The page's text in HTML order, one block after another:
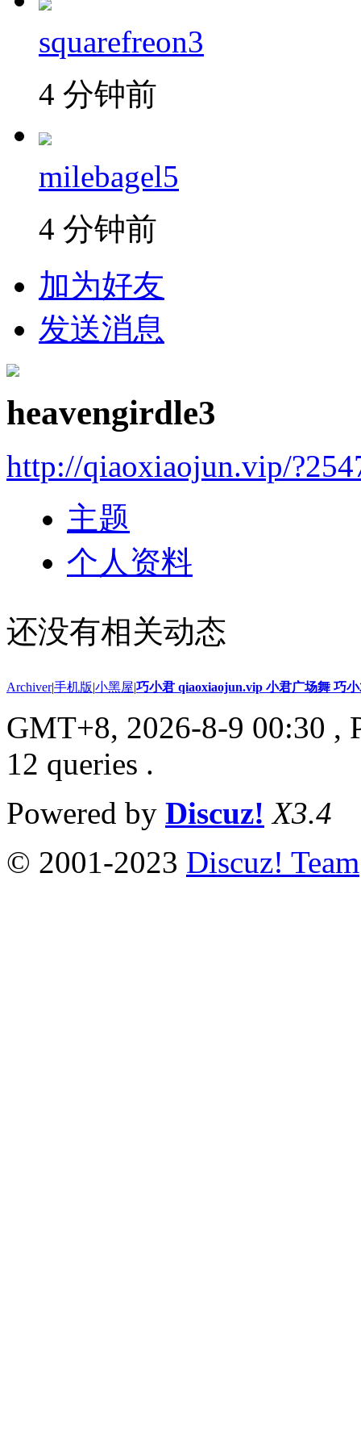
squarefreon3
4 分钟前
milebagel5
4 分钟前
加为好友
发送消息
heavengirdle3
http://qiaoxiaojun.vip/
主题
个人资料
还没有相关动态
Archiver|手机版|小黑屋|巧小君 qiaoxiaojun.vip 小君广场舞 巧
GMT+8, 2026-8-9 00:30 ,
12 queries .
Powered by Discuz! X3.4
© 2001-2023 Discuz! Team